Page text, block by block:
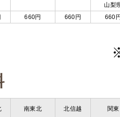
山梨
660円 660円 660
送料
南東北 北信越 関東